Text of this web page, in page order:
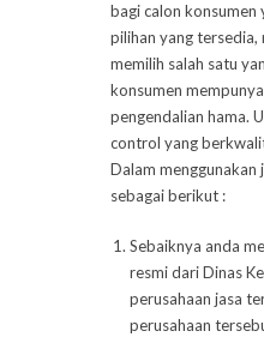
bagi calon konsumen
pilihan yang tersedia,
memilih salah satu
konsumen
pengendalian hama.
control yang
Dalam
sebagai berikut :
Sebaiknya anda
resmi dari Dinas
perusahaan jasa
perusahaan